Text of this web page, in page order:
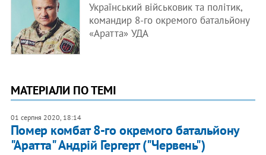
Український військовик та політик,
командир 8-го окремого батальйону
«Аратта» УДА
МАТЕРІАЛИ ПО ТЕМІ
01 серпня 2020, 18:14
Помер комбат 8-го окремого батальйону
"Аратта" Андрій Гергерт ("Червень")